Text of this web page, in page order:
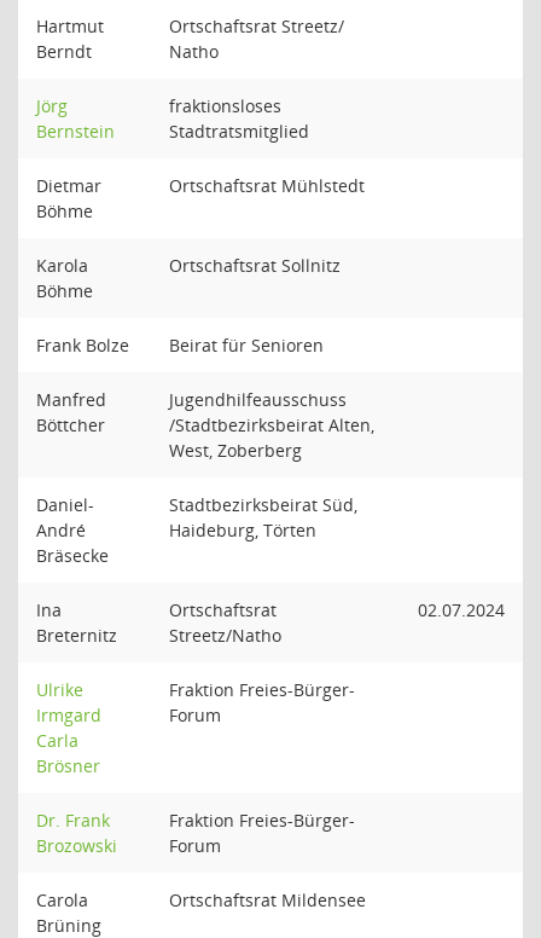
Hartmut
Berndt
Ortschaftsrat Streetz/
Natho
Jörg
Bernstein
fraktionsloses
Stadtratsmitglied
Dietmar
Böhme
Ortschaftsrat Mühlstedt
Karola
Böhme
Ortschaftsrat Sollnitz
Frank Bolze Beirat für Senioren
Manfred
Böttcher
Jugendhilfeausschuss
/Stadtbezirksbeirat Alten,
West, Zoberberg
Daniel-
André
Bräsecke
Stadtbezirksbeirat Süd,
Haideburg, Törten
Ina
Breternitz
Ortschaftsrat
Streetz/Natho
02.07.2024
Ulrike
Irmgard
Carla
Brösner
Fraktion Freies-Bürger-
Forum
Dr. Frank
Brozowski
Fraktion Freies-Bürger-
Forum
Carola
Brüning
Ortschaftsrat Mildensee